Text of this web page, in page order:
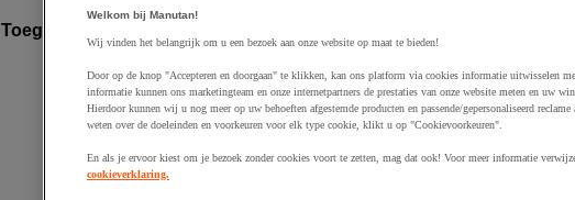
Toegevoegd aan winkelwagen
Welkom bij Manutan!
Wij vinden het belangrijk om u een bezoek aan onze website op maat te bieden!
Door op de knop "Accepteren en doorgaan" te klikken, kan ons platform via cookies informatie uitwisselen
informatie kunnen ons marketingteam en onze internetpartners de prestaties van onze website meten en uw
Hierdoor kunnen wij u nog meer op uw behoeften afgestemde producten en passende/gepersonaliseerd
weten over de doeleinden en voorkeuren voor elk type cookie, klikt u op "Cookievoorkeuren".
En als je ervoor kiest om je bezoek zonder cookies voort te zetten, mag dat ook! Voor meer informatie
cookieverklaring.